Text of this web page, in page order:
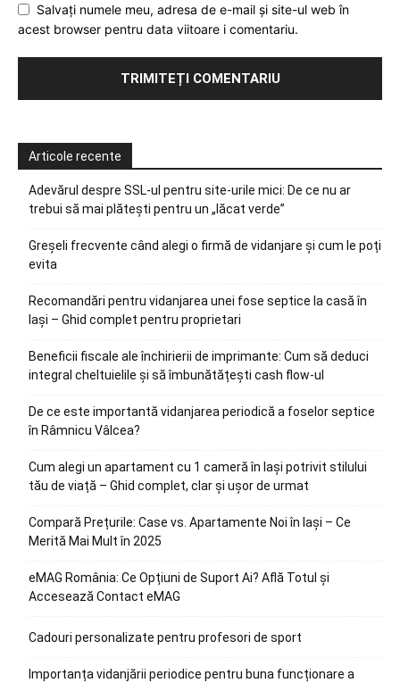
Salvați numele meu, adresa de e-mail și site-ul web în
acest browser pentru data viitoare i comentariu.
Articole recente
Adevărul despre SSL-ul pentru site-urile mici: De ce nu ar
trebui să mai plătești pentru un „lăcat verde”
Greșeli frecvente când alegi o firmă de vidanjare și cum le poți
evita
Recomandări pentru vidanjarea unei fose septice la casă în
Iași – Ghid complet pentru proprietari
Beneficii fiscale ale închirierii de imprimante: Cum să deduci
integral cheltuielile și să îmbunătățești cash flow-ul
De ce este importantă vidanjarea periodică a foselor septice
în Râmnicu Vâlcea?
Cum alegi un apartament cu 1 cameră în Iași potrivit stilului
tău de viață – Ghid complet, clar și ușor de urmat
Compară Prețurile: Case vs. Apartamente Noi în Iași – Ce
Merită Mai Mult în 2025
eMAG România: Ce Opțiuni de Suport Ai? Află Totul și
Accesează Contact eMAG
Cadouri personalizate pentru profesori de sport
Importanța vidanjării periodice pentru buna funcționare a